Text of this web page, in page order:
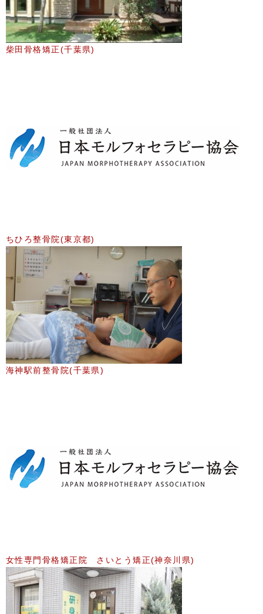
柴田骨格矯正(千葉県)
ちひろ整骨院(東京都)
海神駅前整骨院(千葉県)
女性専門骨格矯正院 さいとう矯正(神奈川県)